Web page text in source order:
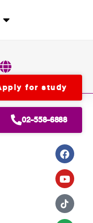
for study
02-558-6888